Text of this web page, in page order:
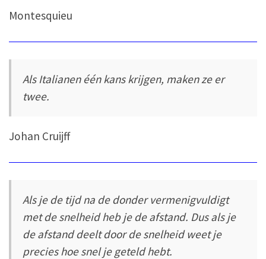
Montesquieu
Als Italianen één kans krijgen, maken ze er
twee.
Johan Cruijff
Als je de tijd na de donder vermenigvuldigt
met de snelheid heb je de afstand. Dus als je
de afstand deelt door de snelheid weet je
precies hoe snel je geteld hebt.